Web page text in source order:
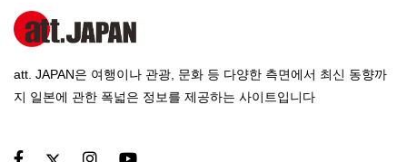
att. JAPAN은 여행이나 관광, 문화 등 다양한 측면에서 최신 동향까
지 일본에 관한 폭넓은 정보를 제공하는 사이트입니다